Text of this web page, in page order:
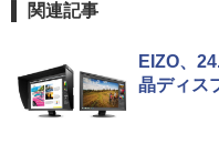
関連記事
EIZO、
晶ディス